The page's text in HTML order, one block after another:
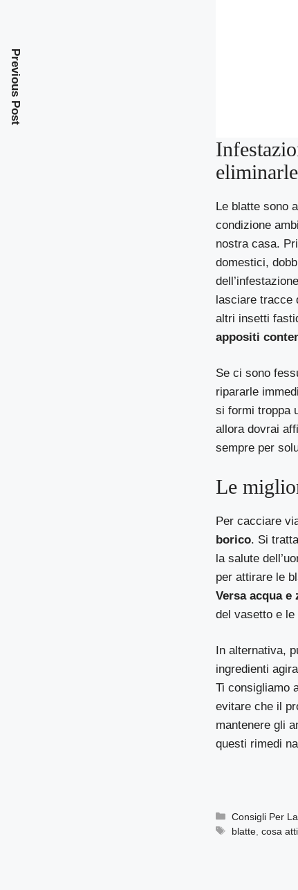
Le blatte sono
condizione
nostra casa.
domestici,
lasciare tracce
altri insetti
appositi
Se ci sono
ripararle
si formi troppa
allora dovrai
sempre per
Le
Per cacciare
borico. Si
la salute
per attirare le
Versa acqua
del vasetto e le
In alternativa,
ingredienti
Ti consigliamo
evitare che il
mantenere gli
questi rimedi
Categorie
Consigli Per
Tag
blatte ,cosa
Previous Post